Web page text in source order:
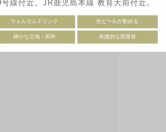
線付近。JR鹿児島本線 教育大前付近。
ウェルカムドリンク 生ビールが飲める
静かな立地・郊外 刺激的な部屋有